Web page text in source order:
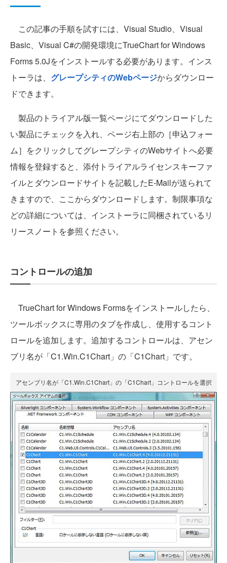
この記事の手順を試すには、Visual Studio、Visual
Basic、Visual C#の開発環境にTrueChart for Windows
Forms 5.0Jをインストールする必要があります。インス
トーラは、 グレープシティのWebページからダウンロー
ドできます。
製品のトライアル版一覧ページにてダウンロードした
い製品にチェックを入れ、ページ右上部の［申込フォー
ム］をクリックしてグレープシティのWebサイトへ必要
情報を登録すると、添付トライアルライセンスキーファ
イルとダウンロードサイトを記載したE-Mailが送られて
きますので、ここからダウンロードします。制限事項な
どの詳細については、インストーラに同梱されているリ
リースノートを参照ください。
コントロールの追加
TrueChart for Windows Formsをインストールしたら、
ツールボックスに専用のタブを作成し、使用するコント
ロールを追加します。追加するコントロールは、アセン
ブリ名が「C1.Win.C1Chart」の「C1Chart」です。
アセンブリ名が「C1.Win.C1Chart」の「C1Chart」コントロールを選択